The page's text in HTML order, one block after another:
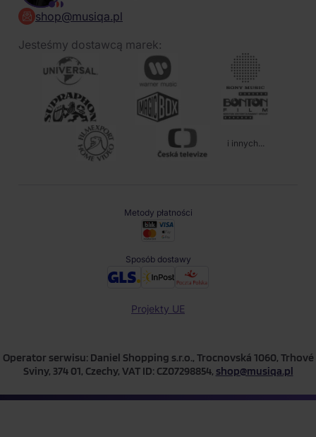
shop@musiqa.pl
Jesteśmy dostawcą marek:
i innych...
Metody płatności
Sposób dostawy
Projekty UE
Operator serwisu: Daniel Shopping s.r.o., Trocnovská 1060, Trhové
Sviny, 374 01, Czechy, VAT ID: CZ07298854, shop@musiqa.pl